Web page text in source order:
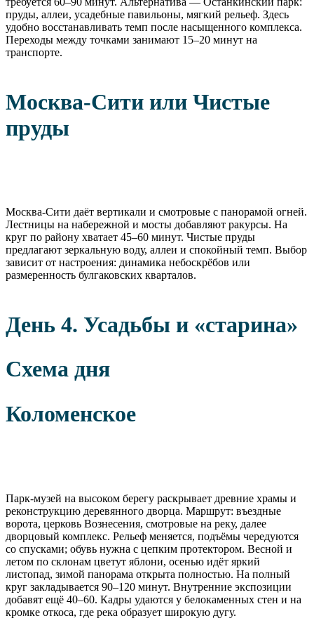
пруды, аллеи, усадебные павильоны, мягкий рельеф. Здесь
удобно восстанавливать темп после насыщенного комплекса.
Переходы между точками занимают 15–20 минут на
транспорте.
Москва-Сити или Чистые
пруды
Москва-Сити даёт вертикали и смотровые с панорамой огней.
Лестницы на набережной и мосты добавляют ракурсы. На
круг по району хватает 45–60 минут. Чистые пруды
предлагают зеркальную воду, аллеи и спокойный темп. Выбор
зависит от настроения: динамика небоскрёбов или
размеренность булгаковских кварталов.
День 4. Усадьбы и «старина»
Схема дня
Коломенское
Парк-музей на высоком берегу раскрывает древние храмы и
реконструкцию деревянного дворца. Маршрут: въездные
ворота, церковь Вознесения, смотровые на реку, далее
дворцовый комплекс. Рельеф меняется, подъёмы чередуются
со спусками; обувь нужна с цепким протектором. Весной и
летом по склонам цветут яблони, осенью идёт яркий
листопад, зимой панорама открыта полностью. На полный
круг закладывается 90–120 минут. Внутренние экспозиции
добавят ещё 40–60. Кадры удаются у белокаменных стен и на
кромке откоса, где река образует широкую дугу.